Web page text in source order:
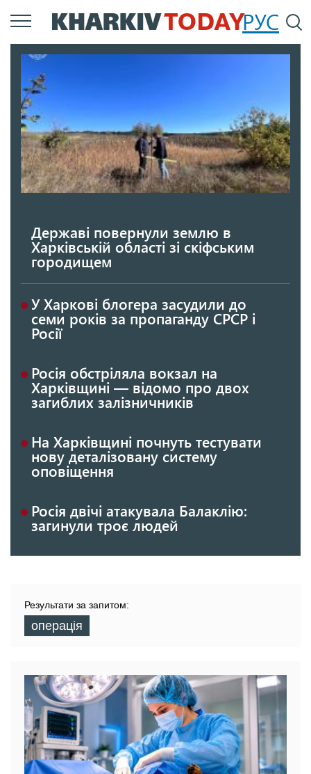
Перейти
до
РУС
Державі повернули землю в
Харківській області зі скіфським
городищем
У Харкові блогера засудили до
семи років за пропаганду СРСР і
Росії
Росія обстріляла вокзал на
Харківщині — відомо про двох
загиблих залізничників
На Харківщині почнуть тестувати
нову деталізовану систему
оповіщення
Росія двічі атакувала Балаклію:
загинули троє людей
Результати за запитом:
операція